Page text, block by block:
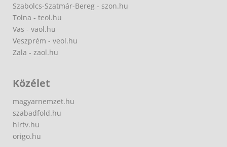
Szabolcs-Szatmár-Bereg - szon.hu
Tolna - teol.hu
Vas - vaol.hu
Veszprém - veol.hu
Zala - zaol.hu
Közélet
magyarnemzet.hu
szabadfold.hu
hirtv.hu
origo.hu